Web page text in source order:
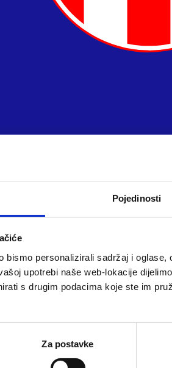
Pojedinosti
bismo personalizirali sadržaj i
upotrebi naše web-lokacije
s drugim podacima koje ste im
Za postavke